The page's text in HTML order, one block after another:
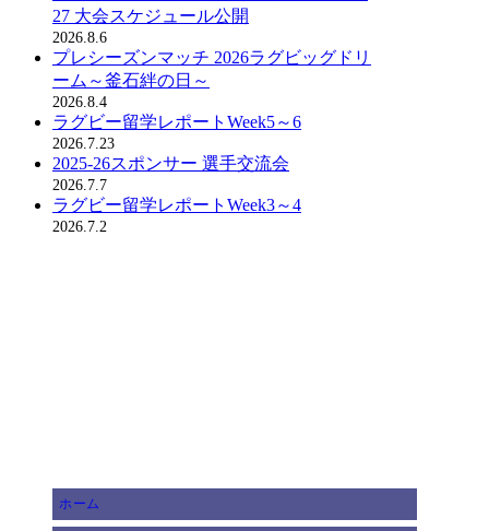
27 大会スケジュール公開
2026.8.6
プレシーズンマッチ 2026ラグビッグドリ
ーム～釜石絆の日～
2026.8.4
ラグビー留学レポートWeek5～6
2026.7.23
2025-26スポンサー 選手交流会
2026.7.7
ラグビー留学レポートWeek3～4
2026.7.2
ホーム